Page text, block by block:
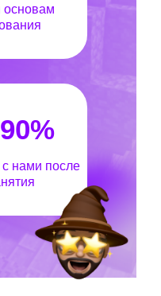
основам
нами после